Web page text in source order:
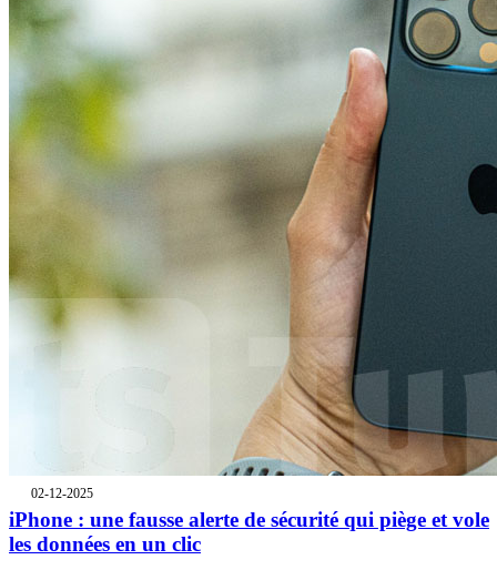
02-12-2025
iPhone : une fausse alerte de sécurité qui piège et vole
les données en un clic